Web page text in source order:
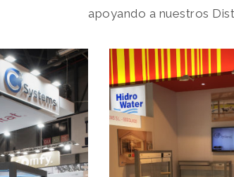
apoyando a nuestros